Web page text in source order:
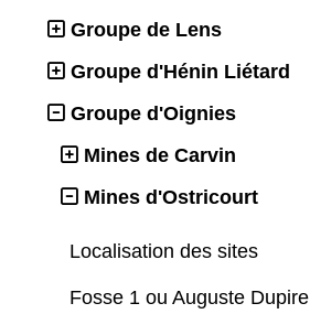
Groupe de Lens
Groupe d'Hénin Liétard
Groupe d'Oignies
Mines de Carvin
Mines d'Ostricourt
Localisation des sites
Fosse 1 ou Auguste Dupire